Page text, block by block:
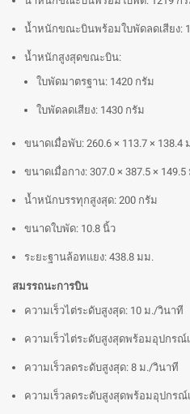
น้ำหนักขณะบินพร้อมใบพัดลดเสียง:
น้ำหนักสูงสุดขณะบิน:
ใบพัดมาตรฐาน: 1420 กรัม
ใบพัดลดเสียง: 1430 กรัม
ขนาดเมื่อพับ: 260.6 × 113.7 × 138.4
ขนาดเมื่อกาง: 307.0 × 387.5 × 149.5
น้ำหนักบรรทุกสูงสุด: 200 กรัม
ขนาดใบพัด: 10.8 นิ้ว
ระยะฐานล้อทแยง: 438.8 มม.
สมรรถนะการบิน
ความเร็วไต่ระดับสูงสุด: 10 ม./วินาที
ความเร็วไต่ระดับสูงสุดพร้อมอุปกรณ์
ความเร็วลดระดับสูงสุด: 8 ม./วินาที
ความเร็วลดระดับสูงสุดพร้อมอุปกรณ์